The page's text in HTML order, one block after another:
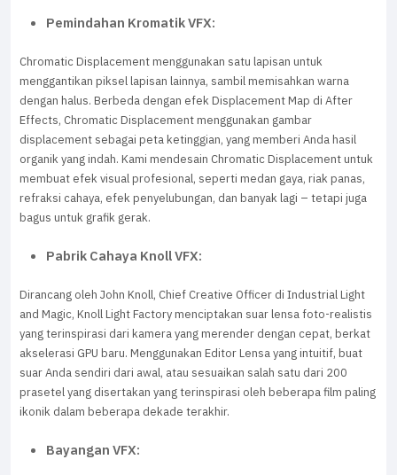
Pemindahan Kromatik VFX:
Chromatic Displacement menggunakan satu lapisan untuk
menggantikan piksel lapisan lainnya, sambil memisahkan warna
dengan halus. Berbeda dengan efek Displacement Map di After
Effects, Chromatic Displacement menggunakan gambar
displacement sebagai peta ketinggian, yang memberi Anda hasil
organik yang indah. Kami mendesain Chromatic Displacement untuk
membuat efek visual profesional, seperti medan gaya, riak panas,
refraksi cahaya, efek penyelubungan, dan banyak lagi – tetapi juga
bagus untuk grafik gerak.
Pabrik Cahaya Knoll VFX:
Dirancang oleh John Knoll, Chief Creative Officer di Industrial Light
and Magic, Knoll Light Factory menciptakan suar lensa foto-realistis
yang terinspirasi dari kamera yang merender dengan cepat, berkat
akselerasi GPU baru. Menggunakan Editor Lensa yang intuitif, buat
suar Anda sendiri dari awal, atau sesuaikan salah satu dari 200
prasetel yang disertakan yang terinspirasi oleh beberapa film paling
ikonik dalam beberapa dekade terakhir.
Bayangan VFX: